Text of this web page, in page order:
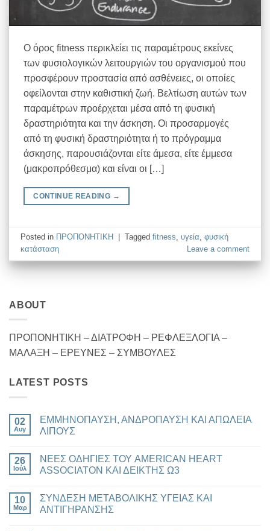
Ο όρος fitness περικλείει τις παραμέτρους εκείνες
των φυσιολογικών λειτουργιών του οργανισμού που
προσφέρουν προστασία από ασθένειες, οι οποίες
οφείλονται στην καθιστική ζωή. Βελτίωση αυτών των
παραμέτρων προέρχεται μέσα από τη φυσική
δραστηριότητα και την άσκηση. Οι προσαρμογές
από τη φυσική δραστηριότητα ή το πρόγραμμα
άσκησης, παρουσιάζονται είτε άμεσα, είτε έμμεσα
(μακροπρόθεσμα) και είναι οι […]
CONTINUE READING →
Posted in ΠΡΟΠΟΝΗΤΙΚΗ Taggedfitness,υγεία,φυσική
κατάσταση
Leave a comment
ABOUT
ΠΡΟΠΟΝΗΤΙΚΗ – ΔΙΑΤΡΟΦΗ – ΡΕΦΛΕΞΛΟΓΙΑ –
ΜΑΛΑΞΗ – ΕΡΕΥΝΕΣ – ΣΥΜΒΟΥΛΕΣ
LATEST POSTS
02
Αυγ
ΕΜΜΗΝΟΠΑΥΣΗ, ΑΝΔΡΟΠΑΥΣΗ ΚΑΙ ΑΠΩΛΕΙΑ
ΛΙΠΟΥΣ
σχόλια
στο
ΕΜΜΗΝΟΠΑΥΣΗ,
ΑΠΩΛΕΙΑ
ΛΙΠΟΥΣ
26
Ιούλ
ΝΕΕΣ ΟΔΗΓΙΕΣ ΤΟΥ AMERICAN HEART
ASSOCIATON ΚΑΙ ΔΕΙΚΤΗΣ Ω3
σχόλια
στο
ΝΕΕΣ
10
Μαρ
ΣΥΝΔΕΣΗ ΜΕΤΑΒΟΛΙΚΗΣ ΥΓΕΙΑΣ ΚΑΙ
ΑΝΤΙΓΗΡΑΝΣΗΣ